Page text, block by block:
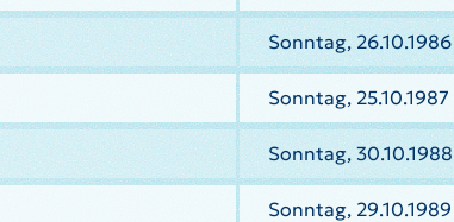
Sonntag, 26.10.1986
Sonntag, 25.10.1987
Sonntag, 30.10.1988
Sonntag, 29.10.1989